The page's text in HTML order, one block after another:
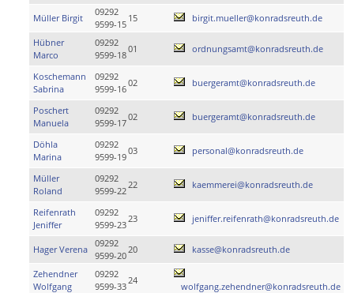
Müller Birgit
09292
9599-15
15 birgit.mueller@konradsreuth.de
Hübner
Marco
09292
9599-18
01 ordnungsamt@konradsreuth.de
Koschemann
Sabrina
09292
9599-16
02 buergeramt@konradsreuth.de
Poschert
Manuela
09292
9599-17
02 buergeramt@konradsreuth.de
Döhla
Marina
09292
9599-19
03 personal@konradsreuth.de
Müller
Roland
09292
9599-22
22 kaemmerei@konradsreuth.de
Reifenrath
Jeniffer
09292
9599-23
23 jeniffer.reifenrath@konradsreuth.de
Hager Verena
09292
9599-20
20 kasse@konradsreuth.de
Zehendner
Wolfgang
09292
9599-33
24
wolfgang.zehendner@konradsreuth.de